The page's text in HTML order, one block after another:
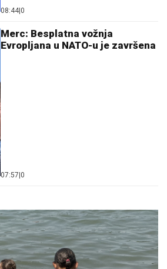
08:44 0
Merc: Besplatna vožnja
Evropljana u NATO-u je završena
07:57 0